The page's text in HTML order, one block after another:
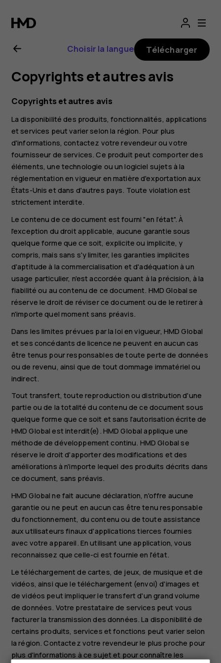
Guide
de
l'utilisateur
Nokia
4.2
Choisir la langue Télécharger
Copyrights et autres avis
Copyrights et autres avis
La disponibilité des produits, fonctionnalités, applications
et services peut varier selon la région. Pour plus
d'informations, contactez votre revendeur ou votre
fournisseur de services. Ce produit peut comporter des
éléments, une technologie ou un logiciel sujets à la
réglementation en vigueur en matière d'exportation aux
États-Unis et dans d'autres pays. Toute violation est
strictement interdite.
Le contenu de ce document est fourni "en l’état". À
l'exception du droit applicable, aucune garantie sous
quelque forme que ce soit, explicite ou implicite, y
compris, mais sans s'y limiter, les garanties implicites
d'aptitude à la commercialisation et d'adéquation à un
usage particulier, n'est accordée quant à la précision, à la
fiabilité ou au contenu de ce document. HMD Global se
réserve le droit de réviser ce document ou de le retirer à
n'importe quel moment sans préavis.
Dans les limites prévues par la loi en vigueur, HMD Global
et ses concédants de licence ne peuvent en aucun cas
être tenus pour responsables de toute perte de données
ou de revenu, ainsi que de tout dommage immatériel ou
indirect.
Tout transfert, toute reproduction ou distribution d'une
partie ou de la totalité du contenu de ce document sous
quelque forme que ce soit et sans l'autorisation écrite de
HMD Global est interdit(e). HMD Global applique une
méthode de développement continu. HMD Global se
réserve le droit d'apporter des modifications et des
améliorations à n'importe lequel des produits décrits dans
ce document, sans préavis.
HMD Global ne fait aucune déclaration, n'offre aucune
garantie ou ne peut en aucun cas être tenu responsable
du fonctionnement, du contenu ou de toute assistance
aux utilisateurs finaux d'applications tierces fournies
avec votre appareil. En utilisant une application, vous
reconnaissez que celle-ci est fournie en l'état.
Le téléchargement de cartes, de jeux, de musique et de
vidéos, ainsi que le téléchargement (envoi) d'images et
de vidéos peut impliquer le transfert d'un grand volume
de données. Votre prestataire de services peut vous
facturer la transmission des données. La disponibilité de
certains produits, services et fonctions peut varier selon
la région. Contactez votre revendeur le plus proche pour
plus d'informations à ce sujet et pour connaître les